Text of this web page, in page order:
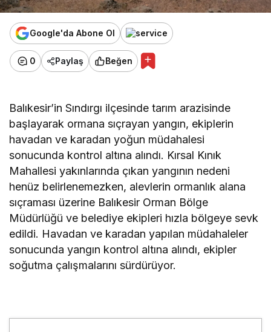
Google'da Abone Ol
0 Paylaş Beğen
Balıkesir’in Sındırgı ilçesinde tarım arazisinde
başlayarak ormana sıçrayan yangın, ekiplerin
havadan ve karadan yoğun müdahalesi
sonucunda kontrol altına alındı. Kırsal Kınık
Mahallesi yakınlarında çıkan yangının nedeni
henüz belirlenemezken, alevlerin ormanlık alana
sıçraması üzerine Balıkesir Orman Bölge
Müdürlüğü ve belediye ekipleri hızla bölgeye sevk
edildi. Havadan ve karadan yapılan müdahaleler
sonucunda yangın kontrol altına alındı, ekipler
soğutma çalışmalarını sürdürüyor.